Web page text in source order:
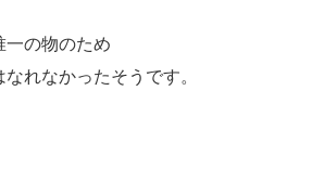
一の物のため
れなかったそうです。